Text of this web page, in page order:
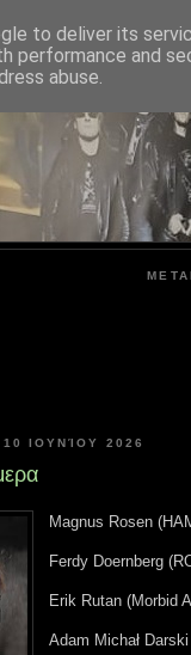
ΙΟΥΝΊΟΥ 2026
Magnus Rosen
Ferdy Doernberg
Erik Rutan (Morbid
Adam Michał
to deliver its
performance and
abuse.